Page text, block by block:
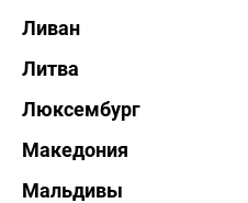
Ливан
Литва
Люксембург
Македония
Мальдивы